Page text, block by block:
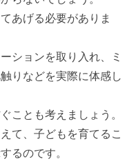
あげる必要がありま
ションを取り入れ、ミ
りなどを実際に体感し
ことも考えましょう。
て、子どもを育てるこ
るのです。